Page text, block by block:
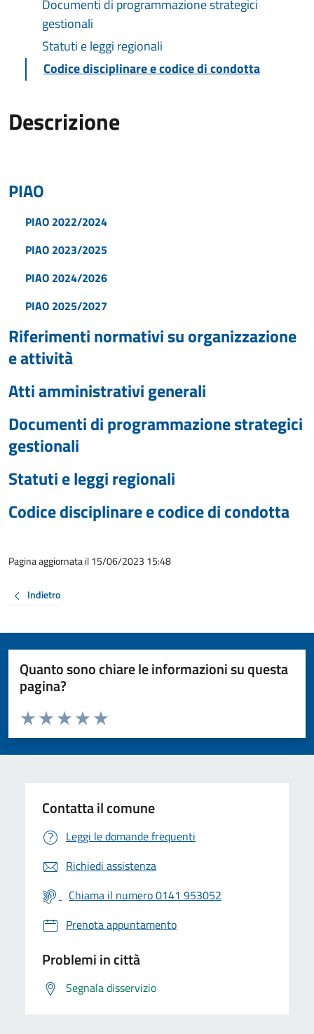
Documenti di programmazione strategici
gestionali
Statuti e leggi regionali
Codice disciplinare e codice di condotta
Descrizione
PIAO
PIAO 2022/2024
PIAO 2023/2025
PIAO 2024/2026
PIAO 2025/2027
Riferimenti normativi su organizzazione
e attività
Atti amministrativi generali
Documenti di programmazione strategici
gestionali
Statuti e leggi regionali
Codice disciplinare e codice di condotta
Pagina aggiornata il 15/06/2023 15:48
Indietro
Quanto sono chiare le informazioni su questa
pagina?
Valuta da 1 a 5 stelle la pagina
Valuta 5 stelle su 5
Valuta 4 stelle su 5
Valuta 3 stelle su 5
Valuta 2 stelle su 5
Valuta 1 stelle su 5
Contatta il comune
Leggi le domande frequenti
Richiedi assistenza
Chiama il numero 0141 953052
Prenota appuntamento
Problemi in città
Segnala disservizio